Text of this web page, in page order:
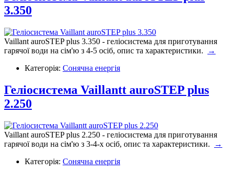
3.350
Vaillant auroSTEP plus 3.350 - геліосистема для приготування
гарячої води на сім'ю з 4-5 осіб, опис та характеристики.
→
Категорія: Сонячна енергія
Геліосистема Vaillantt auroSTEP plus
2.250
Vaillant auroSTEP plus 2.250 - геліосистема для приготування
гарячої води на сім'ю з 3-4-х осіб, опис та характеристики.
→
Категорія: Сонячна енергія